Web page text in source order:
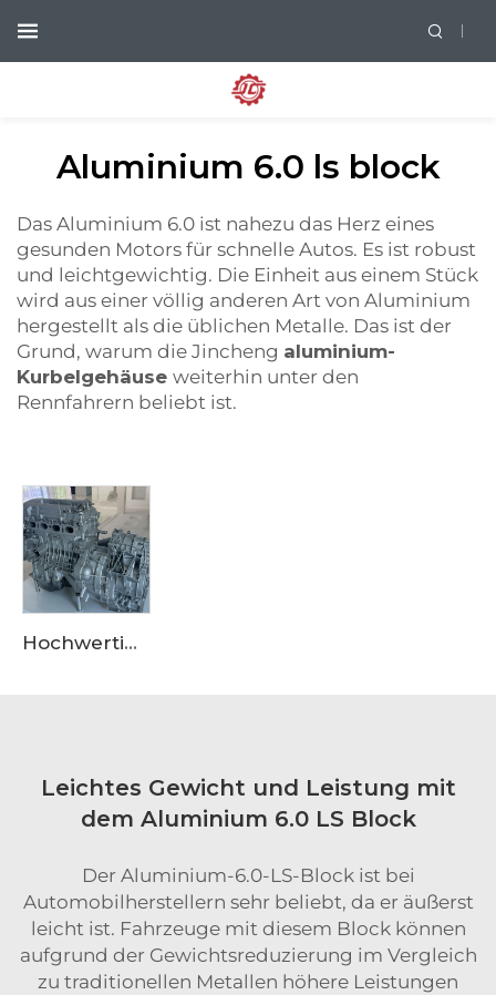
Aluminium 6.0 ls block
Das Aluminium 6.0 ist nahezu das Herz eines
gesunden Motors für schnelle Autos. Es ist robust
und leichtgewichtig. Die Einheit aus einem Stück
wird aus einer völlig anderen Art von Aluminium
hergestellt als die üblichen Metalle. Das ist der
Grund, warum die Jincheng aluminium-
Kurbelgehäuse weiterhin unter den
Rennfahrern beliebt ist.
Hochwertige Motoraufbauverkleidung aus Aluminiumlegierung für OEM-Güte, geeignet für den Einkauf bei großen Lieferanten
Leichtes Gewicht und Leistung mit
dem Aluminium 6.0 LS Block
Der Aluminium-6.0-LS-Block ist bei
Automobilherstellern sehr beliebt, da er äußerst
leicht ist. Fahrzeuge mit diesem Block können
aufgrund der Gewichtsreduzierung im Vergleich
zu traditionellen Metallen höhere Leistungen